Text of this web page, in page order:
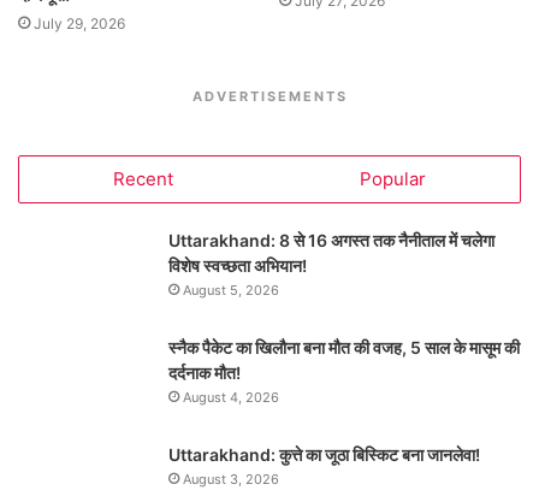
July 29, 2026
ADVERTISEMENTS
Recent Popular
Uttarakhand: 8 से 16 अगस्त तक नैनीताल में चलेगा
विशेष स्वच्छता अभियान!
August 5, 2026
स्नैक पैकेट का खिलौना बना मौत की वजह, 5 साल के मासूम की
दर्दनाक मौत!
August 4, 2026
Uttarakhand: कुत्ते का जूठा बिस्किट बना जानलेवा!
August 3, 2026